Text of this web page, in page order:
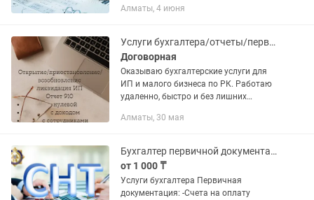
банкинг. Ответственна, внимательна к
Алматы, 4 июня
Услуги бухгалтера/отчеты/первичная документация
Договорная
Оказываю бухгалтерские услуги для
ИП и малого бизнеса по РК. Работаю
удаленно, быстро и без лишних
Приостановление и возобновление
Алматы, 30 мая
Бухгалтер первичной документации
от 1 000 ₸
Услуги бухгалтера Первичная
документация: -Счета на оплату